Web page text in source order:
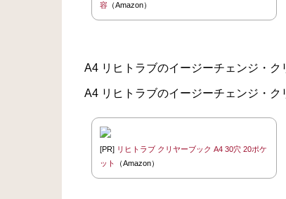
容（Amazon）
A4 リヒトラブのイージーチェンジ・ク
A4 リヒトラブのイージーチェンジ・ク
[PR] リヒトラブ クリヤーブック A4 30穴 20ポケ
ット
（Amazon）